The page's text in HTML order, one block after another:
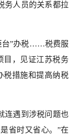
务人员的关系都拉
台”办税……税费服
目，见证江苏税务
税措施和提高纳税
连遇到涉税问题也
省时又省心。”在